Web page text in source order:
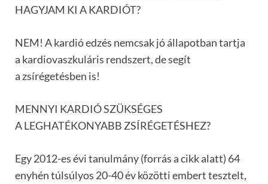
HAGYJAM KI A KARDIÓT?
NEM! A kardió edzés nemcsak jó állapotban tartja
a kardiovaszkuláris rendszert, de segít
a zsírégetésben is!
MENNYI KARDIÓ SZÜKSÉGES
A LEGHATÉKONYABB ZSÍRÉGETÉSHEZ?
Egy 2012-es évi tanulmány (forrás a cikk alatt) 64
enyhén túlsúlyos 20-40 év közötti embert tesztelt,